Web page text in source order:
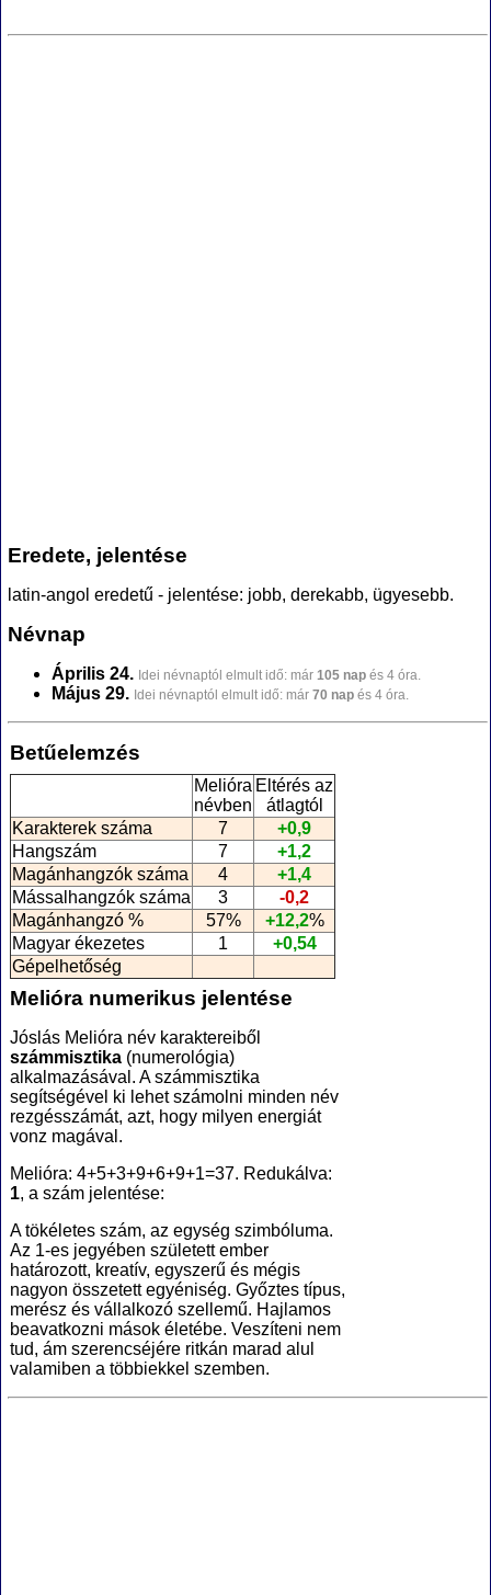
Eredete, jelentése
latin-angol eredetű - jelentése: jobb, derekabb, ügyesebb.
Névnap
Április 24. Idei névnaptól elmult idő: már 105 nap és 4 óra.
Május 29. Idei névnaptól elmult idő: már 70 nap és 4 óra.
Betűelemzés
Melióra
névben
Eltérés az
átlagtól
Karakterek száma
7
+0,9
Hangszám
7
+1,2
Magánhangzók száma
4
+1,4
Mássalhangzók száma
3
-0,2
Magánhangzó %
57% +12,2%
Magyar ékezetes
1
+0,54
Gépelhetőség
Melióra numerikus jelentése
Jóslás Melióra név karaktereiből
számmisztika (numerológia)
alkalmazásával. A számmisztika
segítségével ki lehet számolni minden név
rezgésszámát, azt, hogy milyen energiát
vonz magával.
Melióra: 4+5+3+9+6+9+1=37. Redukálva:
1, a szám jelentése:
A tökéletes szám, az egység szimbóluma.
Az 1-es jegyében született ember
határozott, kreatív, egyszerű és mégis
nagyon összetett egyéniség. Győztes típus,
merész és vállalkozó szellemű. Hajlamos
beavatkozni mások életébe. Veszíteni nem
tud, ám szerencséjére ritkán marad alul
valamiben a többiekkel szemben.